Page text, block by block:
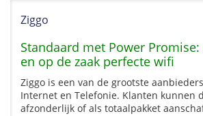
Ziggo
Standaard met Power
en op de zaak perfecte wifi
Ziggo is een van de grootste
Internet en Telefonie. Klanten kunnen
afzonderlijk of als totaalpakket